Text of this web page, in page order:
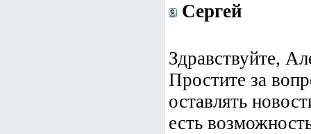
Сергей
Здравствуйте,
Простите за
оставлять
есть